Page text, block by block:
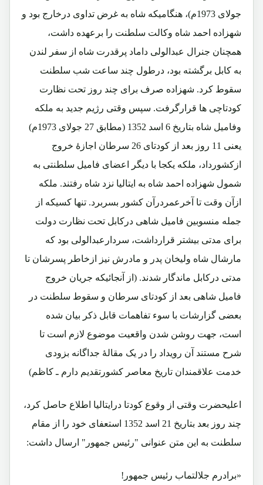
جولای 1973م)، هنگامیکه شاه به غرض تداوی درخارج بود و
شهزاده احمد شاه وکالت سلطنت را برعهده داشت،
همچنان جنرال عبدالولی داماد پرقدرت شاه از سفر لندن
به کابل برگشته بود، درطول چند ساعت شب سلطنت
سقوط کرد. شهزاده صرف برای چند روز تحت نظارت
کودتاچی ها قرارگرفت. سپس وقتی رژیم جدید به ملکه
وفامیل شاه بتاریخ 6 اسد 1352 (مطابق 27 جولای 1973م)
یعنی 11 روز بعد از کودتای 26 سرطان اجازۀ خروج
ازکشورداد، ملکه یکجا با دیگر اعضای فامیل سلطنتی به
شمول شهزاده احمد شاه به ایتالیا نزد شاه رفتند. ملکه
ازآن وقت تا آخرعمردرآن کشور بسربرد. تنها کسیکه از
جمله منسوبین فامیل شاهی درکابل تحت نظارت دولت
برای مدتی بیشتر قرارداشت، سردارعبدالولی بود که
مارشال شاه ولیخان پدر و مادرش نیز ازخاطر پسرشان تا
مدتی درکابل ماندگار شدند. (از آنجائیکه جریان خروج
فامیل شاهی بعد از کودتای سرطان و سقوط سلطنت در
بعضی گزارشات با سوء تفاهمات قابل ذکر بیان شده
است، جهت روشن شدن واقعیت موضوع لازم است تا
شرح مستند آن رویداد را در یک مقالۀ جداگانه بزودی
خدمت علاقمندان تاریخ معاصر کشورتقدیم دارم ـ کاظم)
اعلیحضرت وقتی از وقوع کودتا درایتالیا اطلاع حاصل کرد،
چند روز بعد بتاریخ 21 اسد 1352 استعفای خود را از مقام
سلطنت به این متن عنوانی "رئیس جمهور" ارسال داشت:
«برادرم جلالتماب رئیس جمهور!